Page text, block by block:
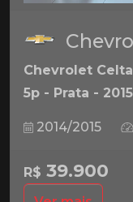
Chevrolet Celta
5p - Prata - 2015
2014/2015
R$ 39.900